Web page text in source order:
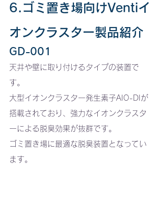
6.ゴミ置き場向けVentiイ
オンクラスター製品紹介
GD-001
天井や壁に取り付けるタイプの装置で
す。
大型イオンクラスター発生素子AIO-DIが
搭載されており、強力なイオンクラスタ
ーによる脱臭効果が抜群です。
ゴミ置き場に最適な脱臭装置となってい
ます。